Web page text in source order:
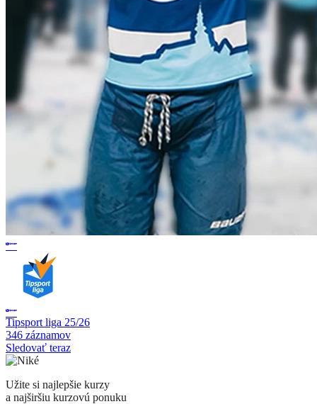
Tipsport liga 25/26
346 záznamov
Sledovať teraz
Užite si najlepšie kurzy
a najširšiu kurzovú ponuku